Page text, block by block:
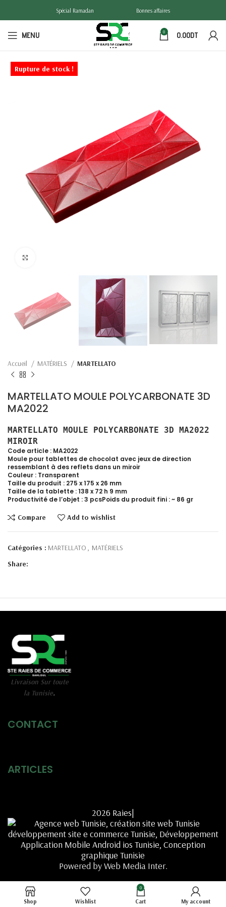
Spécial Ramadan Bonnes affaires
MENU 0 0.00DT
Rupture de stock !
Accueil MATÉRIELS MARTELLATO
MARTELLATO MOULE POLYCARBONATE 3D
MA2022
MARTELLATO MOULE POLYCARBONATE 3D MA2022
MIROIR
Code article : MA2022
Moule pour tablettes de chocolat avec jeux de direction
ressemblant à des reflets dans un miroir
Couleur : Transparent
Taille du produit : 275 x 175 x 26 mm
Taille de la tablette : 138 x 72 h 9 mm
Productivité de l’objet : 3 pcsPoids du produit fini : ~ 86 gr
Compare Add to wishlist
Catégories : MARTELLATO , MATÉRIELS
Share:
Livraison Sur toute
la Tunisie.
CONTACT
ARTICLES
2026 Raies|
Powered by Web Media Inter.
Shop Wishlist
0
Cart My account